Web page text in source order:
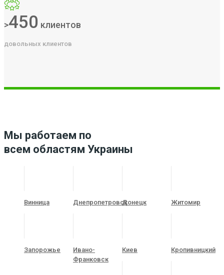
>450 клиентов
довольных клиентов
Мы работаем по
всем областям Украины
Винница ДнепропетровскДонецк Житомир
Запорожье
Ивано-
Франковск
Киев Кропивницкий